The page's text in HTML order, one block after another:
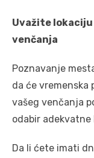
Uvažite
venčanja
Poznavanje
da će vremenska
vašeg venčanja
odabir
Da li ćete imati